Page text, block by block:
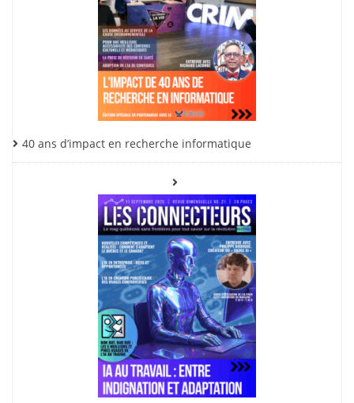
40 ans d’impact en recherche informatique